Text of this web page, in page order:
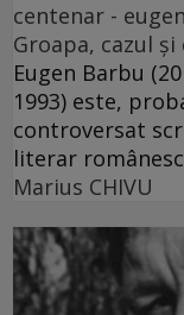
centenar -
Groapa, cazul
Eugen Barbu
1993) este,
controversat
literar
Marius CHIVU